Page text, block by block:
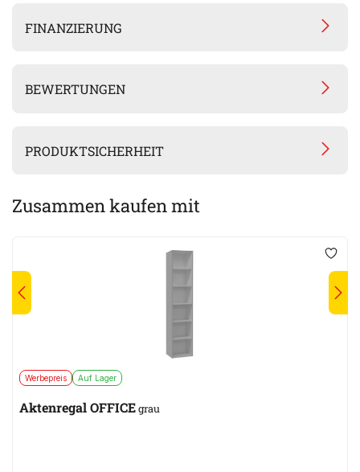
FINANZIERUNG
BEWERTUNGEN
PRODUKTSICHERHEIT
Zusammen kaufen mit
Werbepreis Auf Lager
Aktenregal OFFICEgrau